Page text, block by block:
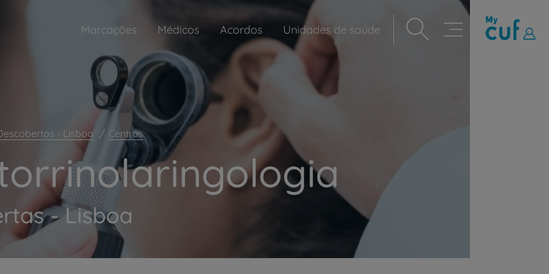
Navegação
Marcações Médicos Acordos Unidades de saúde
- Lisboa Centros
- Lisboa